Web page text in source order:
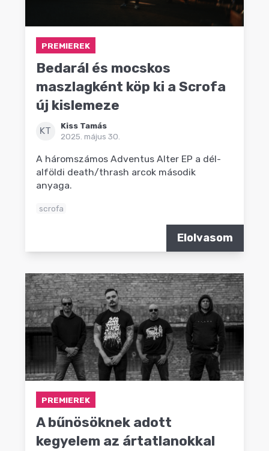
PREMIEREK
Bedarál és mocskos
maszlagként köp ki a Scrofa
új kislemeze
KT
Kiss Tamás
2025. május 30.
A háromszámos Adventus Alter EP a dél-
alföldi death/thrash arcok második
anyaga.
scrofa
Elolvasom
PREMIEREK
A bűnösöknek adott
kegyelem az ártatlanokkal